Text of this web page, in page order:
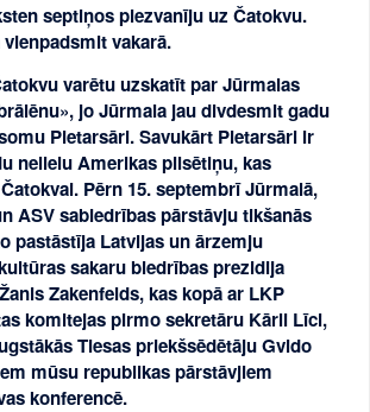
septiņos piezvanīju uz Čatokvu.
vakarā.
varētu uzskatīt par Jūrmalas
jo Jūrmala jau divdesmit gadu
Pietarsāri. Savukārt Pietarsāri ir
nelielu Amerikas pilsētiņu, kas
Pērn 15. septembrī Jūrmalā,
ASV sabiedrības pārstāvju tikšanās
pastāstīja Latvijas un ārzemju
sakaru biedrības prezidija
Zakenfelds, kas kopā ar LKP
komitejas pirmo sekretāru Kārli Līci,
Tiesas priekšsēdētāju Gvido
mūsu republikas pārstāvjiem
konferencē.